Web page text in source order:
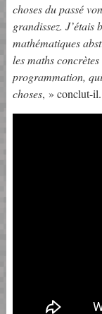
choses du passé
grandissez. J’étais
mathématiques
les maths
programmation,
choses, » conclut-il.